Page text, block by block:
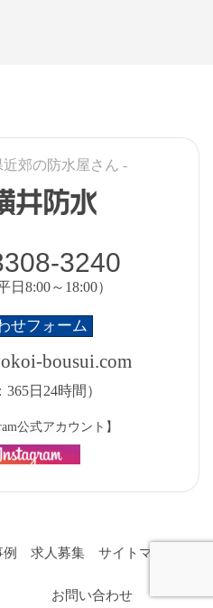
郊の防水屋さん -
井防水
3240
日8:00～18:00）
せフォーム
bousui.com
365日24時間）
公式アカウント】
求人募集 サイトマップ
お問い合わせ